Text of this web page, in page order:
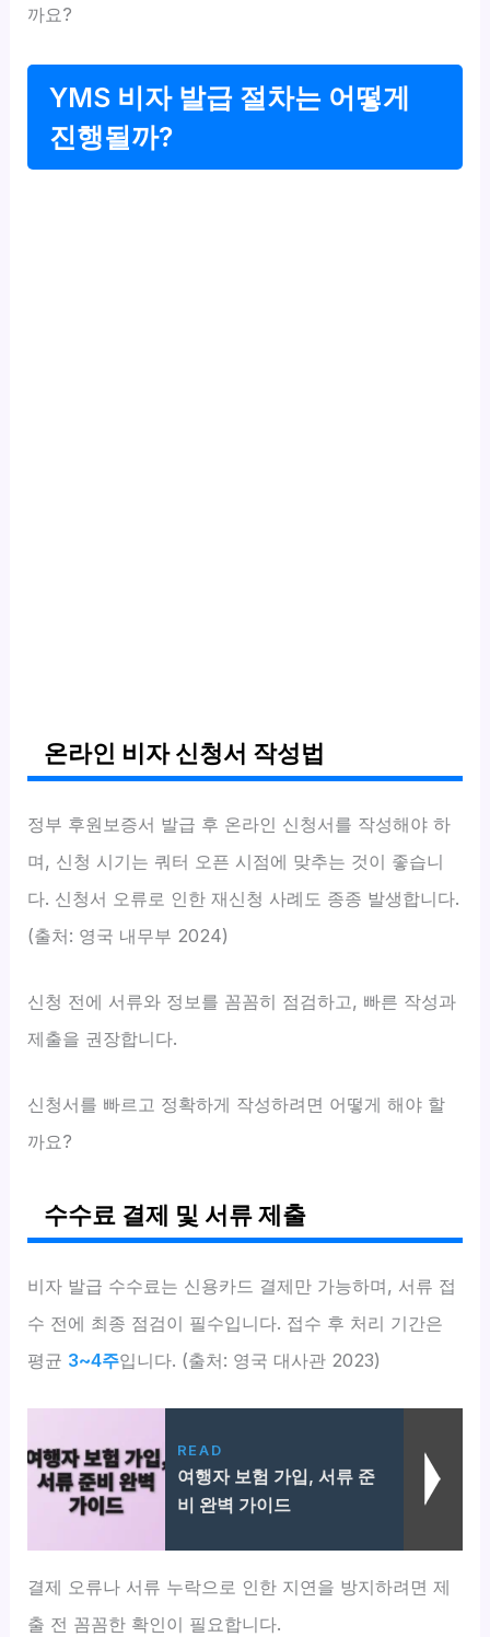
까요?
YMS 비자 발급 절차는 어떻게
진행될까?
온라인 비자 신청서 작성법
정부 후원보증서 발급 후 온라인 신청서를 작성해야 하
며, 신청 시기는 쿼터 오픈 시점에 맞추는 것이 좋습니
다. 신청서 오류로 인한 재신청 사례도 종종 발생합니다.
(출처: 영국 내무부 2024)
신청 전에 서류와 정보를 꼼꼼히 점검하고, 빠른 작성과
제출을 권장합니다.
신청서를 빠르고 정확하게 작성하려면 어떻게 해야 할
까요?
수수료 결제 및 서류 제출
비자 발급 수수료는 신용카드 결제만 가능하며, 서류 접
수 전에 최종 점검이 필수입니다. 접수 후 처리 기간은
평균 3~4주입니다. (출처: 영국 대사관 2023)
READ
여행자 보험 가입, 서류 준
비 완벽 가이드
결제 오류나 서류 누락으로 인한 지연을 방지하려면 제
출 전 꼼꼼한 확인이 필요합니다.